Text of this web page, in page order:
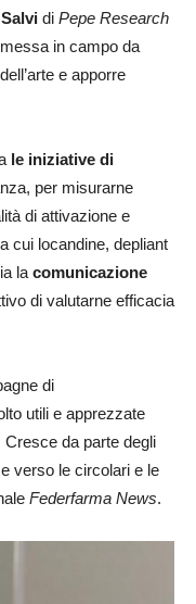
di Pepe Research
messa in campo da
e apporre
le iniziative di
per misurarne
di attivazione e
cui locandine, depliant
la comunicazione
di valutarne efficacia
di
utili e apprezzate
Cresce da parte degli
verso le circolari e le
Federfarma News.